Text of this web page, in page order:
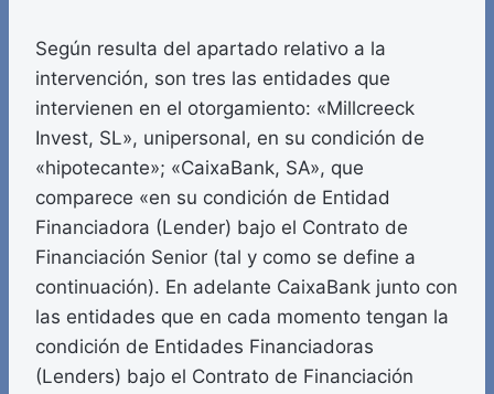
Según resulta del apartado relativo a la
intervención, son tres las entidades que
intervienen en el otorgamiento: «Millcreeck
Invest, SL», unipersonal, en su condición de
«hipotecante»; «CaixaBank, SA», que
comparece «en su condición de Entidad
Financiadora (Lender) bajo el Contrato de
Financiación Senior (tal y como se define a
continuación). En adelante CaixaBank junto con
las entidades que en cada momento tengan la
condición de Entidades Financiadoras
(Lenders) bajo el Contrato de Financiación